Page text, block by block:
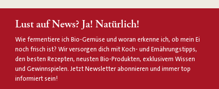
Lust auf News? Ja! Natürlich!
Wie fermentiere ich Bio-Gemüse und woran erkenne ich, ob mein Ei
noch frisch ist? Wir versorgen dich mit Koch- und Ernährungstipps,
den besten Rezepten, neusten Bio-Produkten, exklusivem Wissen
und Gewinnspielen. Jetzt Newsletter abonnieren und immer top
informiert sein!